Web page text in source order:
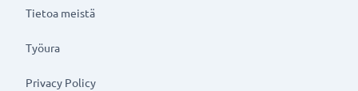
Tietoa meistä
Työura
Privacy Policy